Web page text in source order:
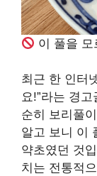
이 풀을 모
최근 한 인터
요!”라는 경
순히 보리풀
알고 보니 이
약초였던 것
치는 전통적